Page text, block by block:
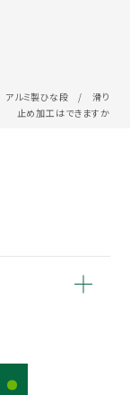
アルミ製ひな段 / 滑り
止め加工はできますか